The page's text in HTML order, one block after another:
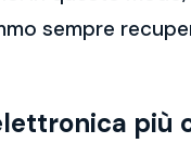
sempre
più